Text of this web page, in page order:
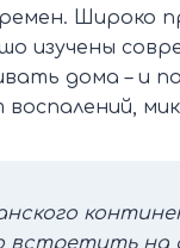
Широко
изучены
дома – и
встретить на